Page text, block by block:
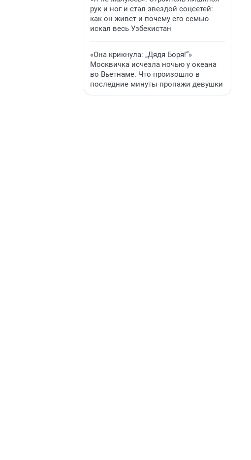
рук и ног и стал звездой соцсетей:
как он живет и почему его семью
искал весь Узбекистан
«Она крикнула: „Дядя Боря!“»
Москвичка исчезла ночью у океана
во Вьетнаме. Что произошло в
последние минуты пропажи девушки